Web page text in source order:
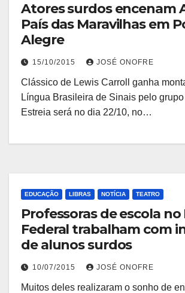
Atores surdos encenam
País das Maravilhas em
Alegre
15/10/2015 JOSÉ ONOFRE
Clássico de Lewis Carroll ganha
Língua Brasileira de Sinais pelo
Estreia será no dia 22/10, no…
EDUCAÇÃO LIBRAS NOTÍCIA TEATRO
Professoras de escola
Federal trabalham com
de alunos surdos
10/07/2015 JOSÉ ONOFRE
Muitos deles realizaram o sonho de